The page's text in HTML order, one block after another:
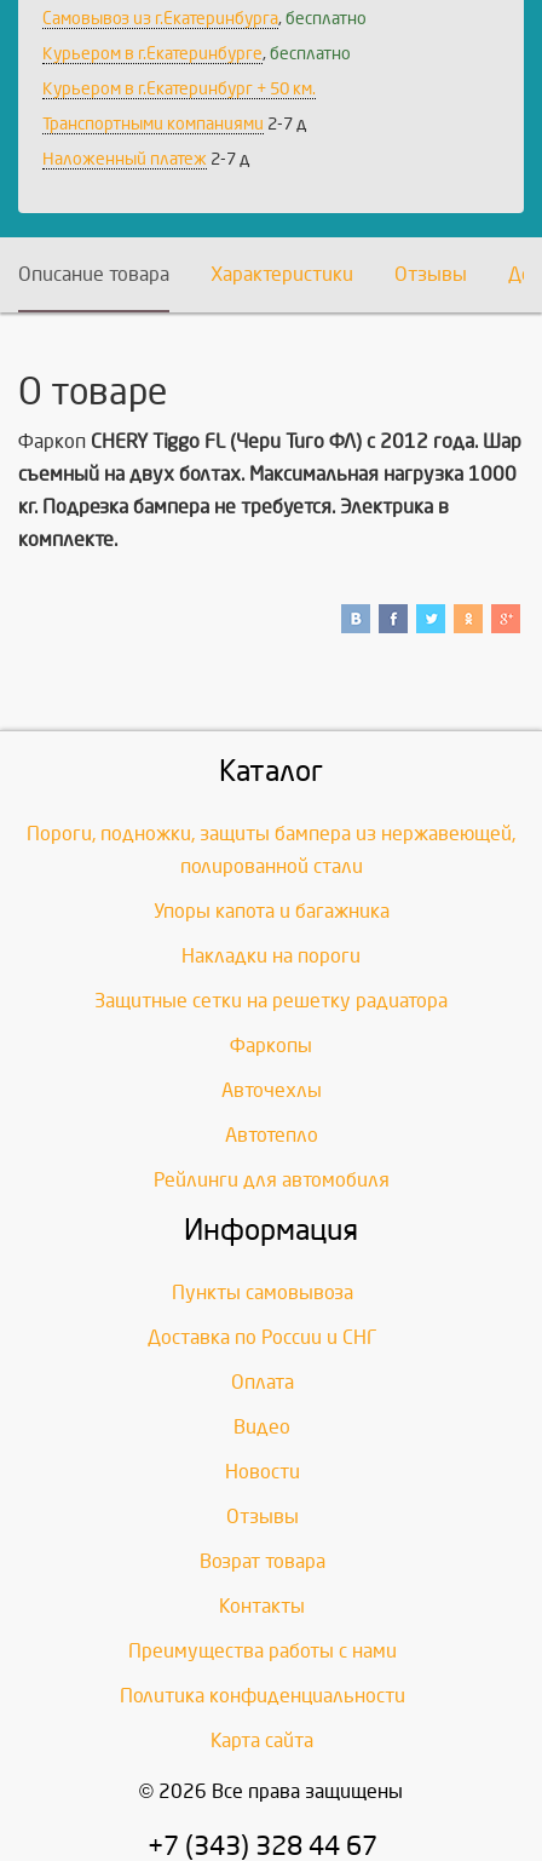
Самовывоз из г.Екатеринбурга, бесплатно
Курьером в г.Екатеринбурге, бесплатно
Курьером в г.Екатеринбург + 50 км.
Транспортными компаниями 2-7 д
Наложенный платеж 2-7 д
Описание товара Характеристики Отзывы
О товаре
Фаркоп СHERY Tiggo FL (Чери Тиго ФЛ) c 2012 года. Шар
съемный на двух болтах. Максимальная нагрузка 1000
кг. Подрезка бампера не требуется. Электрика в
комплекте.
Каталог
Пороги, подножки, защиты бампера из нержавеющей,
полированной стали
Упоры капота и багажника
Накладки на пороги
Защитные сетки на решетку радиатора
Фаркопы
Авточехлы
Автотепло
Рейлинги для автомобиля
Информация
Пункты самовывоза
Доставка по России и СНГ
Оплата
Видео
Новости
Отзывы
Возрат товара
Контакты
Преимущества работы с нами
Политика конфиденциальности
Карта сайта
© 2026 Все права защищены
+7 (343) 328 44 67